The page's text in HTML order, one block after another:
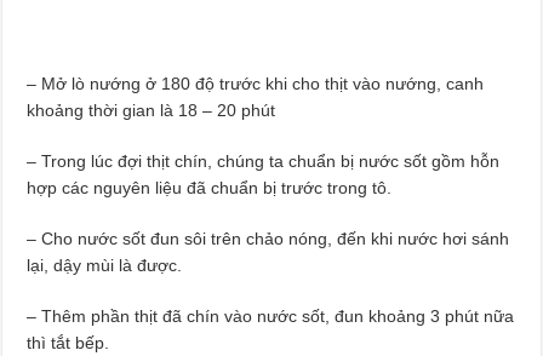
– Mở lò nướng ở 180 độ trước khi cho thịt vào nướng, canh
khoảng thời gian là 18 – 20 phút
– Trong lúc đợi thịt chín, chúng ta chuẩn bị nước sốt gồm hỗn
hợp các nguyên liệu đã chuẩn bị trước trong tô.
– Cho nước sốt đun sôi trên chảo nóng, đến khi nước hơi sánh
lại, dậy mùi là được.
– Thêm phần thịt đã chín vào nước sốt, đun khoảng 3 phút nữa
thì tắt bếp.